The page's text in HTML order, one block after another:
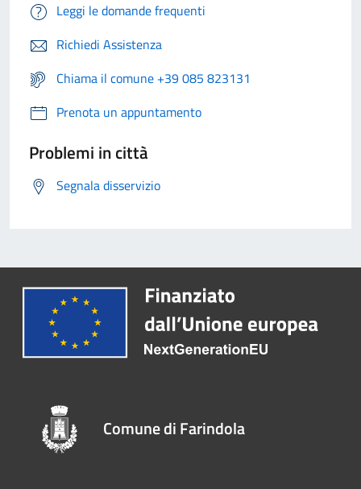
Leggi le domande frequenti
Richiedi Assistenza
Chiama il comune +39 085 823131
Prenota un appuntamento
Problemi in città
Segnala disservizio
Comune di Farindola